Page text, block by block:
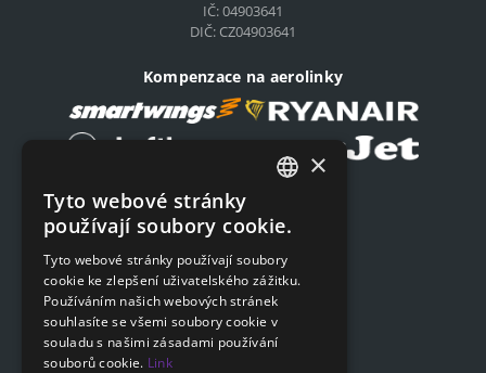
IČ: 04903641
DIČ: CZ04903641
Kompenzace na aerolinky
Podat on-line žádost
Podat on-line žádost
Navigace
Ceník
Otázky a odpovědi
SLOVAK
×
Tyto webové stránky
používají soubory cookie.
Tyto webové stránky používají soubory
cookie ke zlepšení uživatelského zážitku.
Používáním našich webových stránek
souhlasíte se všemi soubory cookie v
souladu s našimi zásadami používání
souborů cookie. Link